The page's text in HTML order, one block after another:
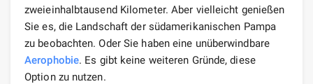
zweieinhalbtausend Kilometer. Aber vielleicht genießen
Sie es, die Landschaft der südamerikanischen Pampa
zu beobachten. Oder Sie haben eine unüberwindbare
Aerophobie. Es gibt keine weiteren Gründe, diese
Option zu nutzen.